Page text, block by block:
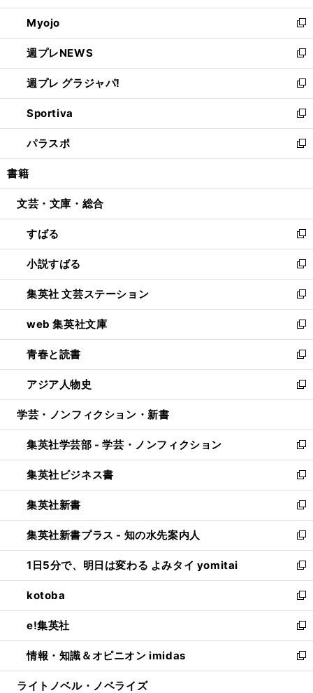
開
く
ウ
で
開
く
ン
ド
ウ
で
開
く
ウ
ィ
ン
ド
ウ
で
開
く
Myojo
新
し
い
ウ
ィ
ン
ド
ウ
で
開
週プレNEWS
新
し
い
ウ
ィ
ン
ド
ウ
開
週プレ グラジャパ!
新
し
い
ウ
ィ
ン
ウ
開
く
Sportiva
新
し
い
ウ
ン
ウ
で
開
く
パラスポ
新
し
ウ
ン
ド
ウ
で
開
く
書籍
文芸・文庫・総合
すばる
新
し
い
ウ
ィ
ン
ド
ウ
で
開
く
小説すばる
新
し
い
ウ
ィ
ン
ド
ウ
で
開
集英社 文芸ステーション
新
し
い
ウ
ィ
ン
ド
ウ
開
く
web 集英社文庫
新
し
い
ウ
ィ
ン
ウ
で
開
く
青春と読書
新
し
い
ウ
ン
ド
ウ
で
開
く
アジア人物史
新
し
ウ
ィ
ン
ド
ウ
で
開
く
学芸・ノンフィクション・新書
集英社学芸部 - 学芸・ノンフィクション
新
し
い
ウ
ィ
ン
ド
ウ
で
開
く
集英社ビジネス書
新
し
い
ウ
ィ
ン
ド
ウ
で
開
く
集英社新書
新
し
い
ウ
ィ
ン
ド
ウ
で
開
く
集英社新書プラス - 知の水先案内人
新
し
い
ウ
ィ
ン
ド
ウ
で
開
1日5分で、明日は変わる よみタイ yomitai
新
し
い
ウ
ィ
ン
ド
ウ
kotoba
新
し
い
ウ
ィ
ン
e!集英社
新
し
い
ウ
情報・知識＆オピニオン imidas
新
し
ライトノベル・ノベライズ